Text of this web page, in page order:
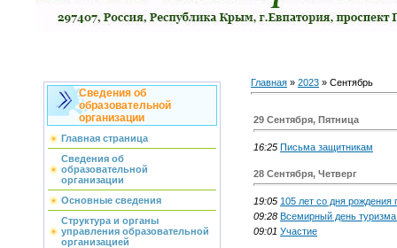
Сведения об
образовательной
организации
Главная страница
Сведения об
образовательной
организации
Основные сведения
Структура и органы
управления образовательной
организацией
Главная » 2023 » Сентябрь
29 Сентября, Пятница
16:25 Письма защитникам
28 Сентября, Четверг
19:05 105 лет со дня рождения
09:28 Всемирный день
09:01 Участие